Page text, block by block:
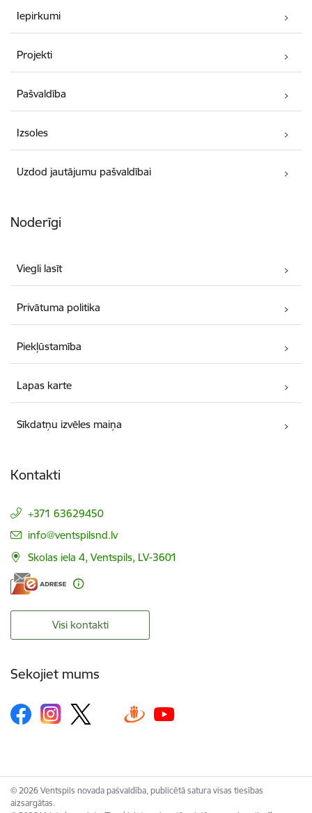
Iepirkumi
Projekti
Pašvaldība
Izsoles
Uzdod jautājumu pašvaldībai
Noderīgi
Viegli lasīt
Privātuma politika
Piekļūstamība
Lapas karte
Sīkdatņu izvēles maiņa
Kontakti
+371 63629450
E-pasts:
info@ventspilsnd.lv
Skolas iela 4, Ventspils, LV-3601
Visi kontakti
Sekojiet mums
© 2026 Ventspils novada pašvaldība, publicētā satura visas tiesības
aizsargātas.